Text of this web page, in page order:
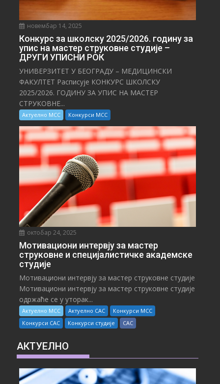
новембар 14, 2025
Конкурс за школску 2025/⁠2026. годину за
упис на мастер струковне студије –
ДРУГИ УПИСНИ РОК
УНИВЕРЗИТЕТ У БЕОГРАДУ – МЕДИЦИНСКИ
ФАКУЛТЕТ Расписује КОНКУРС ШКОЛСКУ
2025/⁠2026. ГОДИНУ ЗА УПИС НА МАСТЕР
СТРУКОВНЕ...
Актуелно МСС Конкурси МСС
октобар 24, 2025
Мотивациони интервју за мастер
струковне и специјалистичке академске
студије
Мотивациони интервју за мастер струковне студије
Мотивациони интервју за мастер струковне студије
одржаће се у уторак...
Актуелно МСС Актуелно САС
Конкурси МСС
Конкурси САС
Конкурси студије САС
АКТУЕЛНО